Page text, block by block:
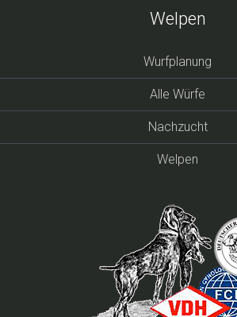
Welpen
Wurfplanung
Alle Würfe
Nachzucht
Welpen